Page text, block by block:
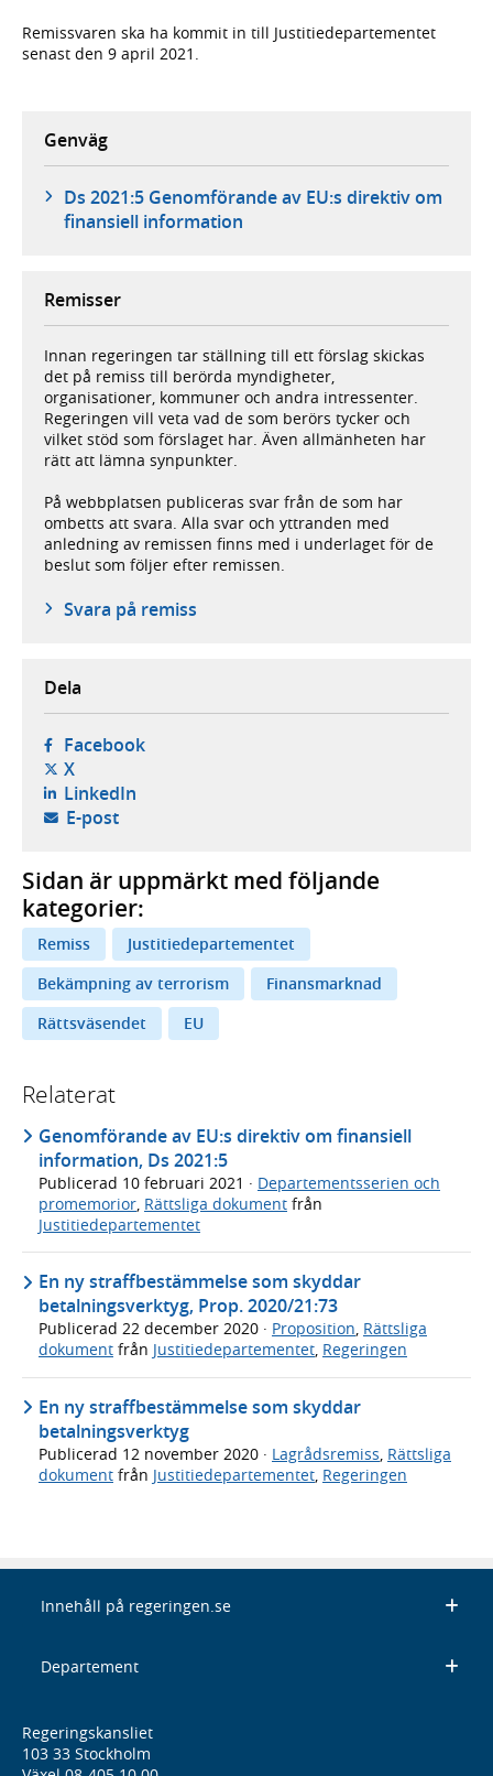
Remissvaren ska ha kommit in till Justitiedepartementet
senast den 9 april 2021.
Genväg
Ds 2021:5 Genomförande av EU:s direktiv om
finansiell information
Remisser
Innan regeringen tar ställning till ett förslag skickas
det på remiss till berörda myndigheter,
organisationer, kommuner och andra intressenter.
Regeringen vill veta vad de som berörs tycker och
vilket stöd som förslaget har. Även allmänheten har
rätt att lämna synpunkter.
På webbplatsen publiceras svar från de som har
ombetts att svara. Alla svar och yttranden med
anledning av remissen finns med i underlaget för de
beslut som följer efter remissen.
Svara på remiss
Dela
Facebook- öppnas i ny flik, extern webbplats,
X- öppnas i ny flik, extern webbplats,
LinkedIn- öppnas i ny flik, extern webbplats,
E-post- öppnar din e-postklient,
Sidan är uppmärkt med följande
kategorier:
Remiss
Justitiedepartementet
Bekämpning av terrorism
Finansmarknad
Rättsväsendet
EU
Relaterat
Genomförande av EU:s direktiv om finansiell
information, Ds 2021:5
Publicerad 10 februari 2021 · Departementsserien och
promemorior Rättsliga dokument från
Justitiedepartementet
En ny straffbestämmelse som skyddar
betalningsverktyg, Prop. 2020/21:73
Publicerad 22 december 2020 · Proposition, Rättsliga
dokument från Justitiedepartementet, Regeringen
En ny straffbestämmelse som skyddar
betalningsverktyg
Publicerad 12 november 2020 · Lagrådsremiss, Rättsliga
dokument från Justitiedepartementet, Regeringen
Innehåll på regeringen.se
Departement
Regeringskansliet
103 33 Stockholm